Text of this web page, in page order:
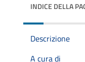
INDICE DELLA
Descrizione
A cura di